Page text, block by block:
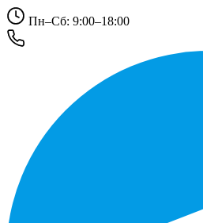
Пн–Сб: 9:00–18:00